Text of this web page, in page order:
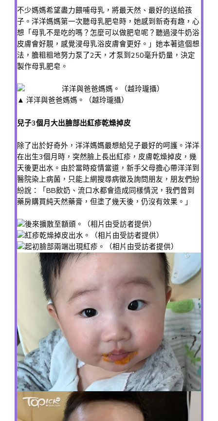
不少媽媽希望盡力餵哺母乳，將最天然、最好的送給孩
子。洋洋媽媽第一次聽母乳肥皂時，她感到新奇有趣，心
想「母乳不是吃的嗎？怎麼可以做肥皂呢？聽過浸牛奶浴
皮膚會好靚，感覺浸母乳浴皮膚會更好。」她本著這個想
法，膽粗粗地努力泵了2天，才泵到250毫升奶量，決定
製作母乳肥皂。
▲ 洋洋與爸爸媽媽。（越玲瓏攝）
兒子3個月大出臉部出紅疹乾燥掉皮
除了出於好奇外，洋洋媽媽最想給兒子最好的呵護。洋洋
在出生3個月時，突然臉上長出紅疹，皮膚乾燥掉皮，幾
天後更出水。由於當時疫情當道，新手父母擔心帶洋洋到
醫院染上病菌，只能上網搜尋病徵及詢問朋友，朋友們紛
紛說：「BB飲奶、流口水都會造成同樣情況，我們曾到
藥房購買純天然藥膏，但塗了幾天後，仍沒有效果。」